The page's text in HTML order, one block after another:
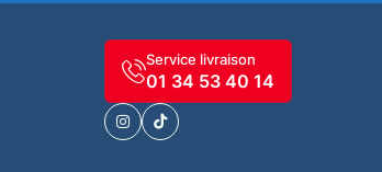
Service livraison
01 34 53 40 14